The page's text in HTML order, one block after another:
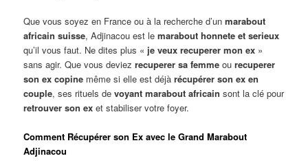
Que vous soyez en France ou à la recherche d’unmarabout
africain suisse, Adjinacou est lemarabout honnete et serieux
qu’il vous faut. Ne dites plus « je veux recuperer mon ex »
sans agir. Que vous deviezrecuperer sa femme ourecuperer
son ex copine même si elle est déjàrécupérer son ex en
couple, ses rituels devoyant marabout africain sont la clé pour
retrouver son ex et stabiliser votre foyer.
Comment Récupérer son Ex avec le Grand Marabout
Adjinacou